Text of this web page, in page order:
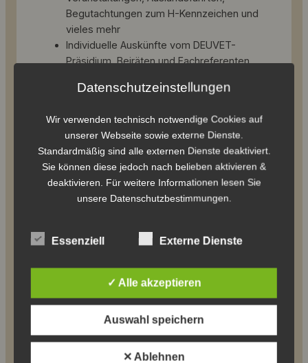
Begutachtungen zum H-Kennzeichen und
vieles mehr
Individuelle Auskünfte vom DEUVET-
Präsidium, Beiräten und Fachreferenten
Speyer und EFA-Museum Amerang/Obb
Classica Essen und Bremen Classic
Motorshow
50 % Nachlass auf jeweils bis zu 4
Wochenendtickets je Mitglied für den AvD-
Oldtimer-Grand-Prix im Rahmen des
offiziellen Vorverkaufs über den AvD in
Ermäßigung bei der AvD-Mitgliedschaft:
ersten Jahr etwa
nur ca. 44 € statt 92 €
Ab dem 2. Jahr ca. 69 € statt 92 €
Newsletter über aktuelle Veränderungen
Datenschutzeinstellungen
Wir verwenden technisch notwendige Cookies auf
unserer Webseite sowie externe Dienste.
Standardmäßig sind alle externen Dienste deaktiviert.
Sie können diese jedoch nach belieben aktivieren &
deaktivieren. Für weitere Informationen lesen Sie
unsere Datenschutzbestimmungen.
Essenziell Externe Dienste
✓ Alle akzeptieren
Auswahl speichern
✕ Ablehnen